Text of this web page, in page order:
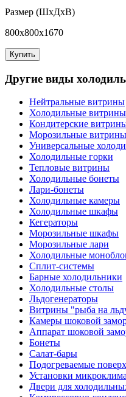
Размер (ШxДхВ)
800x800x1670
Купить
Другие виды
Нейтральные витрины
Холодильные витрины
Кондитерские
Морозильные витрины
Универсальные
Холодильные горки
Тепловые витрины
Холодильные бонеты
Лари-бонеты
Холодильные камеры
Холодильные шкафы
Кегераторы
Морозильные шкафы
Морозильные лари
Холодильные
Сплит-системы
Барные холодильники
Холодильные столы
Льдогенераторы
Витрины "рыба на
Камеры шоковой
Аппарат шоковой
Бонеты
Салат-бары
Подогреваемые
Установки
Двери для